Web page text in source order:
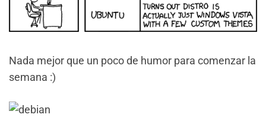
Nada mejor que un poco de humor para comenzar la
semana :)